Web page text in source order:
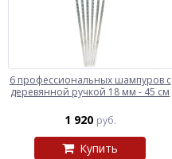
6 профессиональных шампуров с
деревянной ручкой 18 мм - 45 см
1 920 руб.
Купить